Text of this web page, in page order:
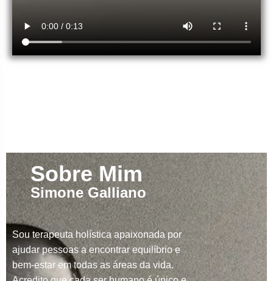
Sobre Mim
Simone Galliano
Sou terapeuta holística apaixonada por
ajudar pessoas a encontrar equilíbrio e
bem-estar em todas as áreas da vida.